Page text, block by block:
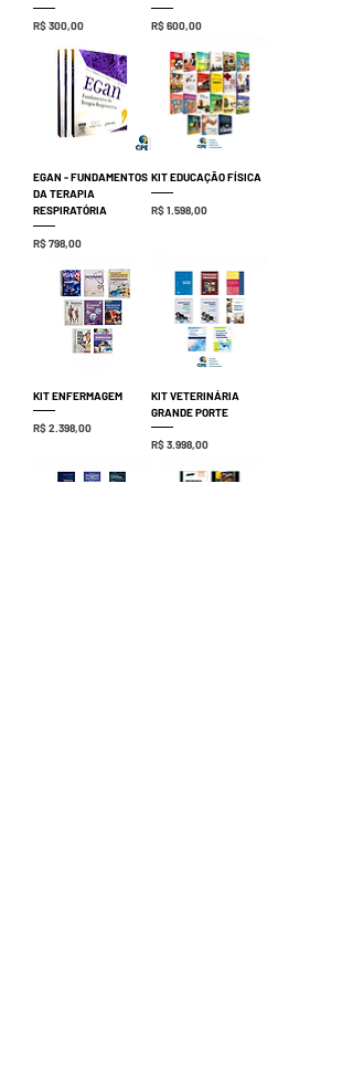
Preço
R$ 300,00 Preço
R$ 600,00
EGAN - FUNDAMENTOS
DA TERAPIA
RESPIRATÓRIA
Preço
R$ 798,00
KIT EDUCAÇÃO FÍSICA
Preço
R$ 1.598,00
KIT ENFERMAGEM
Preço
R$ 2.398,00
KIT VETERINÁRIA
GRANDE PORTE
Preço
R$ 3.998,00